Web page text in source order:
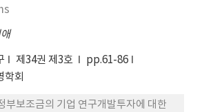
제34권 제3호
pp.61-86
학회
부보조금의 기업 연구개발투자에 대한